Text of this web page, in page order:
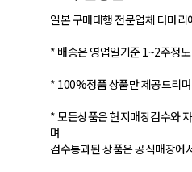
일본 구매대행 전문업체 더마리
* 배송은 영업일기준 1~2주정
* 100%정품 상품만 제공드리
* 모든상품은 현지매장검수와
며
검수통과된 상품은 공식매장에